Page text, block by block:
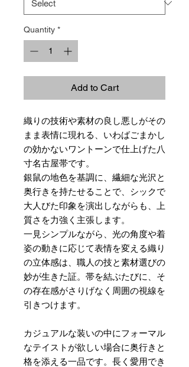
Quantity *
Add to Cart
織りの技術や素材の良し悪しがその
まま表情に現れる、いわばごまかし
の効かないワントーンで仕上げた八
寸名古屋帯です。
銀鼠の地色を基調に、繊細な光沢と
奥行きを持たせることで、シックで
大人びた印象を演出しながらも、上
質さを力強く主張します。
一見シンプルながら、光の角度や着
姿の動きに応じて表情を変える織り
の立体感は、職人の技と素材選びの
妙が生きた証。帯を結ぶたびに、そ
の存在感がさりげなく周囲の視線を
引きつけます。
カジュアルな装いの中にフォーマル
なテイストが欲しい場合に奥行きと
格を添える一品です。長く愛用でき